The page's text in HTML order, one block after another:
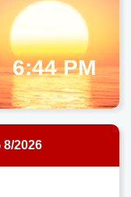
6:44 PM
8/2026